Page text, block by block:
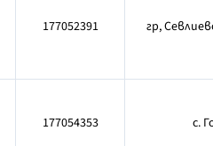
177052391 гр,
177054353 с.